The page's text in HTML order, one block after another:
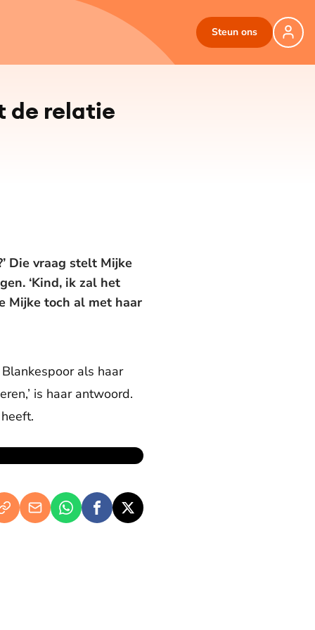
Steun ons
de relatie
Die vraag stelt Mijke
‘Kind, ik zal het
Mijke toch al met haar
als haar
is haar antwoord.